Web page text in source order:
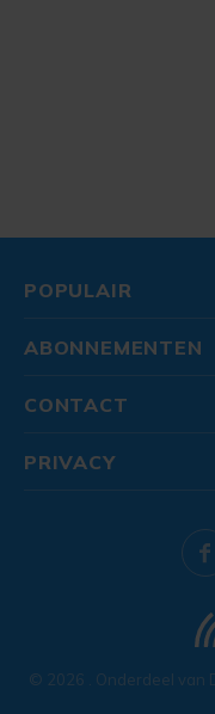
POPULAIR
ABONNEMENTEN
CONTACT
© 2026 . Onderdeel van
PRIVACY